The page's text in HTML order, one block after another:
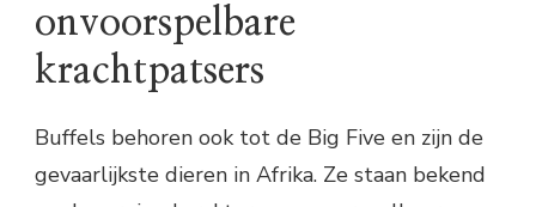
onvoorspelbare
krachtpatsers
Buffels behoren ook tot de Big Five en zijn de
gevaarlijkste dieren in Afrika. Ze staan bekend